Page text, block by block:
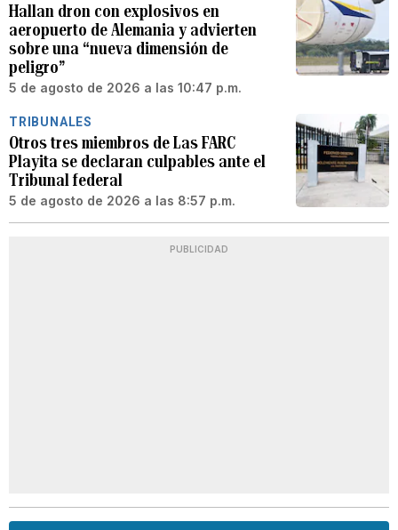
Hallan dron con explosivos en
aeropuerto de Alemania y advierten
sobre una “nueva dimensión de
peligro”
5 de agosto de 2026 a las 10:47 p.m.
TRIBUNALES
Otros tres miembros de Las FARC
Playita se declaran culpables ante el
Tribunal federal
5 de agosto de 2026 a las 8:57 p.m.
PUBLICIDAD